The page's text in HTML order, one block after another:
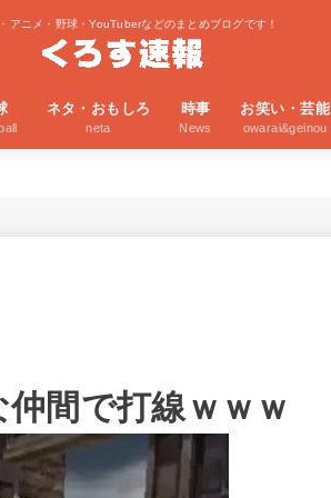
アニメ・野球・YouTuberなどのまとめブログです！
ネタ・おもしろ
neta
時事
News
お笑い・芸能
owarai&geinou
間で打線ｗｗｗ